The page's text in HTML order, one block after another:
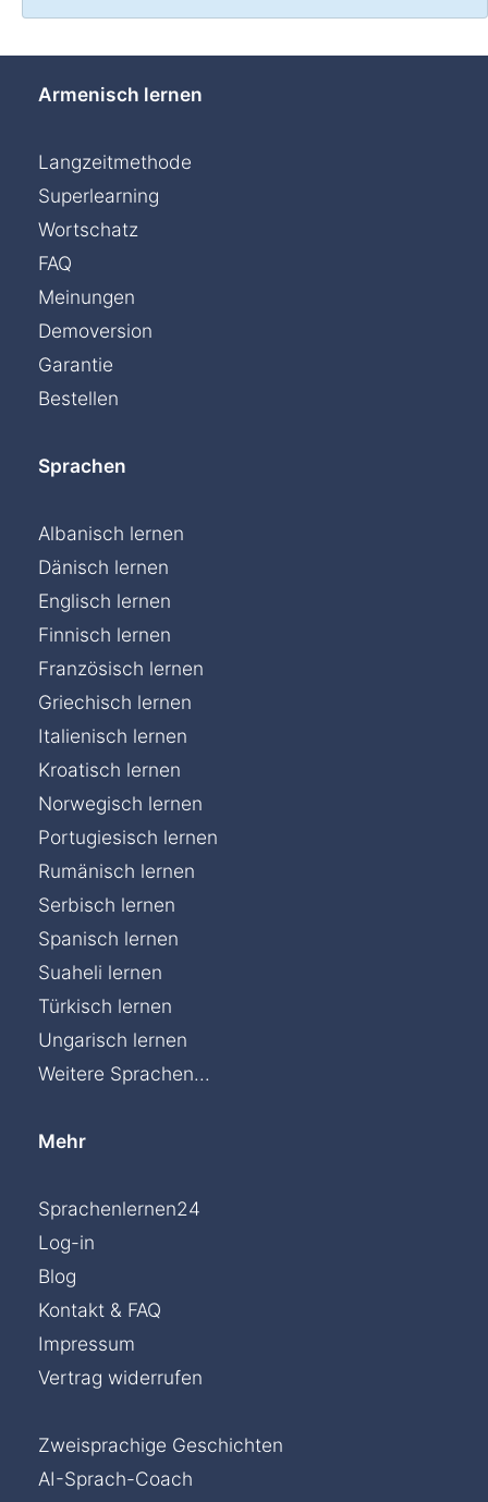
Armenisch lernen
Langzeitmethode
Superlearning
Wortschatz
FAQ
Meinungen
Demoversion
Garantie
Bestellen
Sprachen
Albanisch lernen
Dänisch lernen
Englisch lernen
Finnisch lernen
Französisch lernen
Griechisch lernen
Italienisch lernen
Kroatisch lernen
Norwegisch lernen
Portugiesisch lernen
Rumänisch lernen
Serbisch lernen
Spanisch lernen
Suaheli lernen
Türkisch lernen
Ungarisch lernen
Weitere Sprachen...
Mehr
Sprachenlernen24
Log-in
Blog
Kontakt & FAQ
Impressum
Vertrag widerrufen
Zweisprachige Geschichten
AI-Sprach-Coach